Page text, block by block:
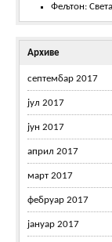
Фељтон:
Архиве
септембар 2017
јул 2017
јун 2017
април 2017
март 2017
фебруар 2017
јануар 2017